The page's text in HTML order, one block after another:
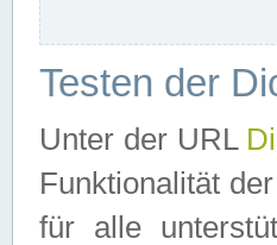
Testen der
Unter der URL
Funktionalität
für alle